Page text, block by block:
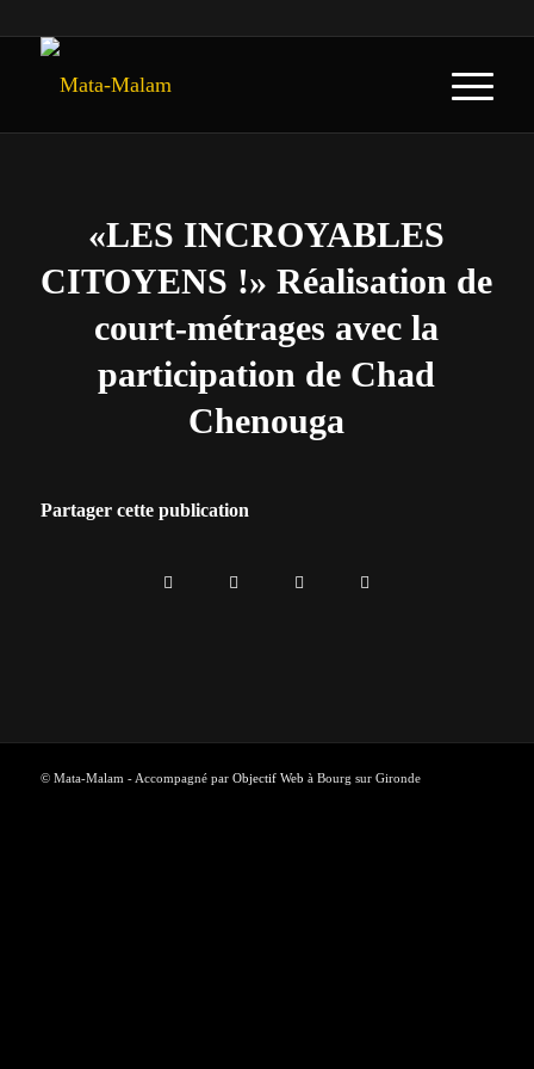
«LES INCROYABLES
CITOYENS !» Réalisation de
court-métrages avec la
participation de Chad
Chenouga
Partager cette publication
© Mata-Malam - Accompagné par Objectif Web à Bourg sur Gironde